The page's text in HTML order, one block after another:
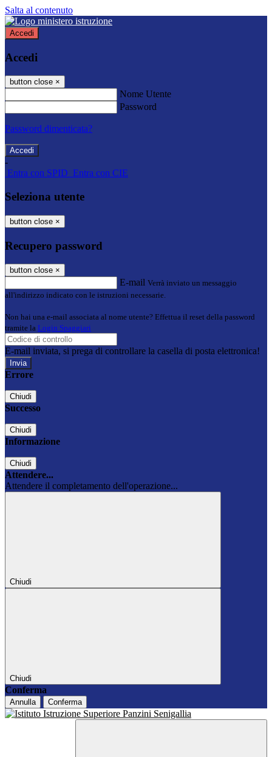
Salta al contenuto
Accedi
Accedi
button close ×
Nome Utente
Password
Password dimenticata?
-
Entra con SPID Entra con CIE
Seleziona utente
button close ×
Recupero password
button close ×
E-mail Verrà inviato un messaggio
all'indirizzo indicato con le istruzioni necessarie.
Non hai una e-mail associata al nome utente? Effettua il reset della password
tramite la Login Spaggiari
E-mail inviata, si prega di controllare la casella di posta elettronica!
Errore
Chiudi
Successo
Chiudi
Informazione
Chiudi
Attendere...
Attendere il completamento dell'operazione...
Chiudi
Chiudi
Conferma
Annulla Conferma